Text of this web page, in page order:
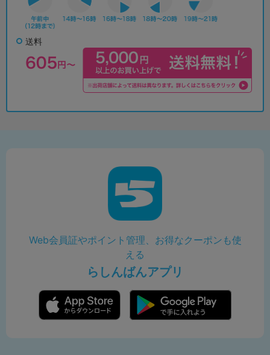
送料
Web会員証やポイント管理、お得なクーポンも使
える
らしんばんアプリ